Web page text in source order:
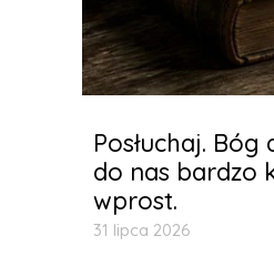
Posłuchaj. Bóg
do nas bardzo
wprost.
31 lipca 2026